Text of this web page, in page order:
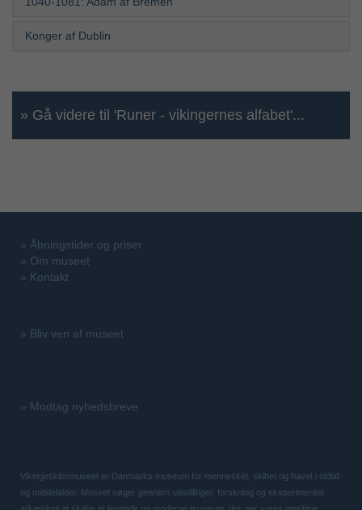
Konger af Dublin
» Gå videre til 'Runer - vikingernes alfabet'...
» Åbningstider og priser
» Om museet
» Kontakt
» Bliv ven af museet
» Modtag nyhedsbreve
Vikingeskibsmuseet er Danmarks museum for mennesket, skibet og havet i oldtid
og middelalder. Museet søger gennem udstillinger, forskning og eksperimentel